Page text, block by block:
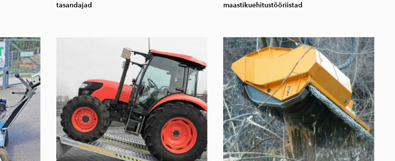
tasandajad
maastikuehitustööriistad